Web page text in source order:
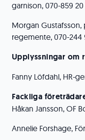
garnison, 070-859
Morgan
regemente, 070-244
Upplyssningar om
Fanny Löfdahl, HR-
Fackliga
Håkan Jansson, OF
Annelie Forshage,